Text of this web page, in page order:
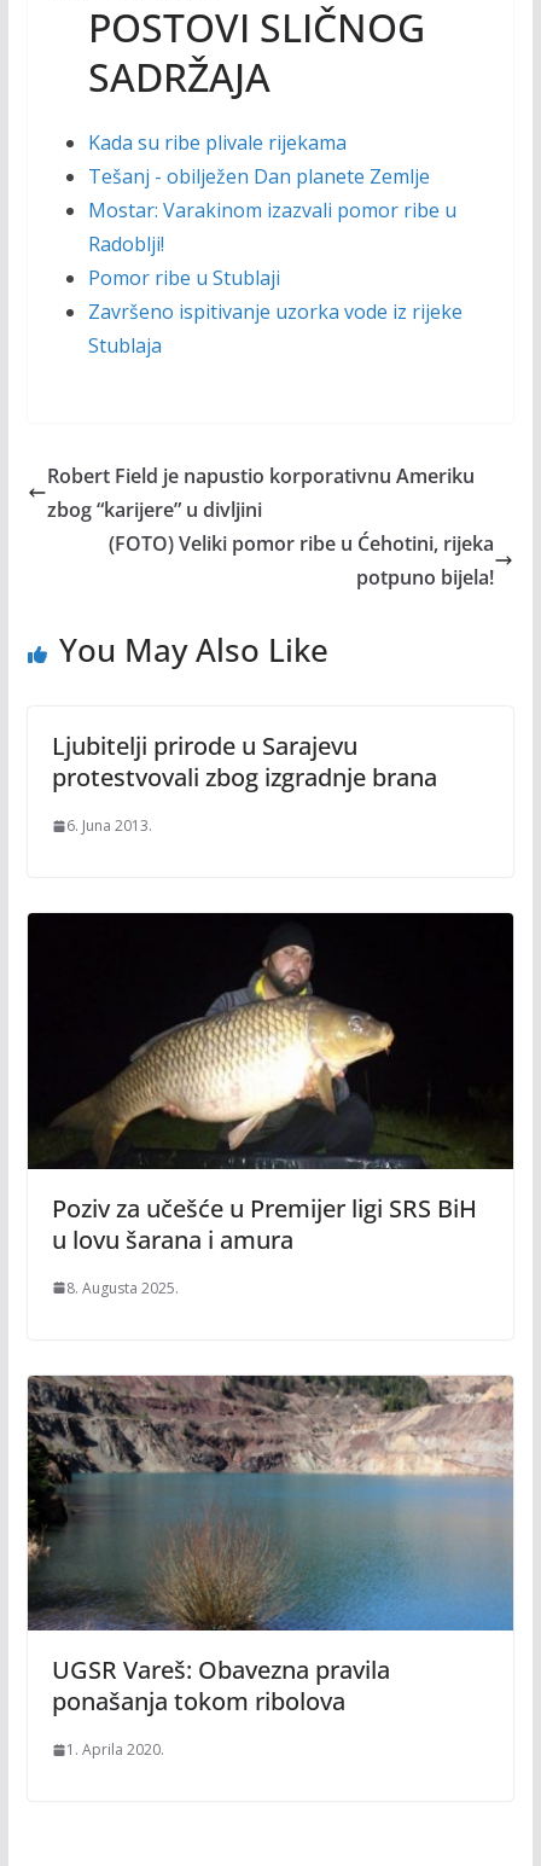
POSTOVI SLIČNOG
SADRŽAJA
Kada su ribe plivale rijekama
Tešanj - obilježen Dan planete Zemlje
Mostar: Varakinom izazvali pomor ribe u
Radoblji!
Pomor ribe u Stublaji
Završeno ispitivanje uzorka vode iz rijeke
Stublaja
Robert Field je napustio korporativnu Ameriku
zbog “karijere” u divljini
(FOTO) Veliki pomor ribe u Ćehotini, rijeka
potpuno bijela!
You May Also Like
Ljubitelji prirode u Sarajevu
protestvovali zbog izgradnje brana
6. Juna 2013.
Poziv za učešće u Premijer ligi SRS BiH
u lovu šarana i amura
8. Augusta 2025.
UGSR Vareš: Obavezna pravila
ponašanja tokom ribolova
1. Aprila 2020.